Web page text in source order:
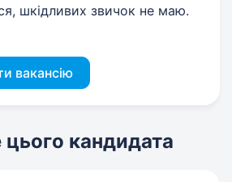
шкідливих звичок не маю.
вакансію
цього кандидата